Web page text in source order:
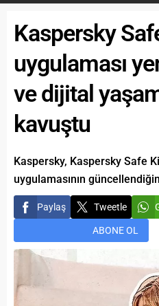
Kaspersky
uygulaması
ve dijital
kavuştu
Kaspersky, Kaspersky Safe
uygulamasının
Paylaş Tweetle
ABONE OL